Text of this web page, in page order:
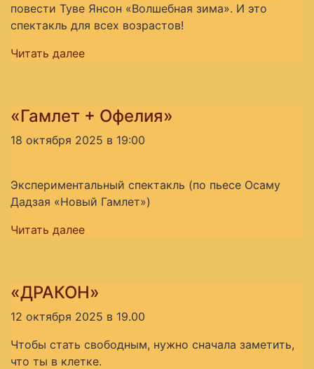
повести Туве Янсон «Волшебная зима». И это
спектакль для всех возрастов!
Читать далее
«Гамлет + Офелия»
18 октября 2025 в 19:00
Экспериментальный спектакль (по пьесе Осаму
Дадзая «Новый Гамлет»)
Читать далее
«ДРАКОН»
12 октября 2025 в 19.00
Чтобы стать свободным, нужно сначала заметить,
что ты в клетке.